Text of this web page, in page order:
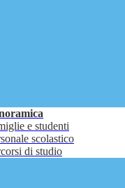
e studenti
scolastico
di studio